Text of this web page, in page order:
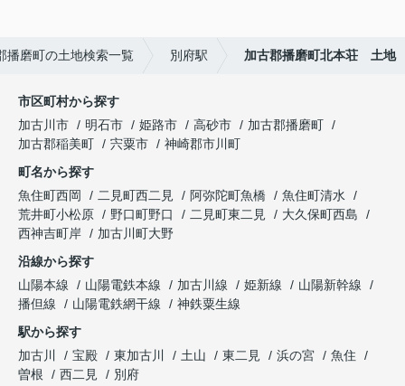
播磨町の土地検索一覧 別府駅 加古郡播磨町北本荘 土地
市区町村から探す
加古川市
明石市 姫路市 高砂市
加古郡播磨町
加古郡稲美町
宍粟市
神崎郡市川町
町名から探す
魚住町西岡
二見町西二見 阿弥陀町魚橋
魚住町清水
荒井町小松原
野口町野口 二見町東二見
大久保町西島
西神吉町岸
加古川町大野
沿線から探す
山陽本線
山陽電鉄本線 加古川線 姫新線
山陽新幹線
播但線
山陽電鉄網干線
神鉄粟生線
駅から探す
加古川
宝殿 東加古川 土山 東二見 浜の宮
魚住
曽根
西二見 別府